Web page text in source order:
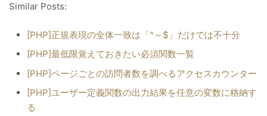
Similar Posts:
[PHP]正規表現の全体一致は「^～$」だけでは不十分
[PHP]最低限覚えておきたい必須関数一覧
[PHP]ページごとの訪問者数を調べるアクセスカウンター
[PHP]ユーザー定義関数の出力結果を任意の変数に格納す
る